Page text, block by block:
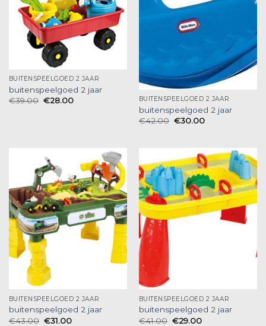
BUITENSPEELGOED 2 JAAR
buitenspeelgoed 2 jaar
€39.00 €28.00 BUITENSPEELGOED 2 JAAR
buitenspeelgoed 2 jaar
€42.00 €30.00
BUITENSPEELGOED 2 JAAR
buitenspeelgoed 2 jaar
€43.00 €31.00
BUITENSPEELGOED 2 JAAR
buitenspeelgoed 2 jaar
€41.00 €29.00